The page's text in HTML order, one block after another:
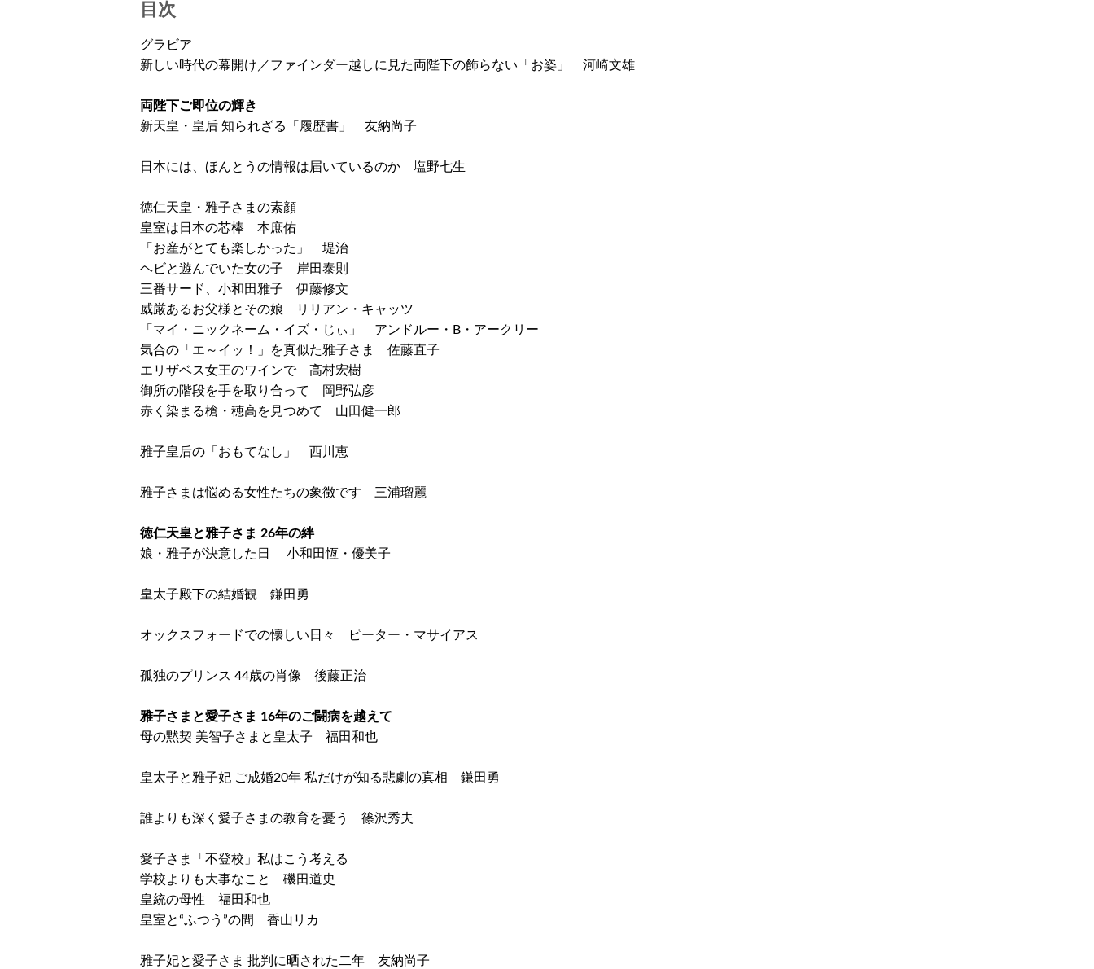
目次
グラビア
新しい時代の幕開け／ファインダー越しに見た両陛下の飾らない「お姿」 河崎文雄
両陛下ご即位の輝き
新天皇・皇后 知られざる「履歴書」 友納尚子
日本には、ほんとうの情報は届いているのか 塩野七生
徳仁天皇・雅子さまの素顔
皇室は日本の芯棒 本庶佑
「お産がとても楽しかった」 堤治
ヘビと遊んでいた女の子 岸田泰則
三番サード、小和田雅子 伊藤修文
威厳あるお父様とその娘 リリアン・キャッツ
「マイ・ニックネーム・イズ・じぃ」 アンドルー・B・アークリー
気合の「エ～イッ！」を真似た雅子さま 佐藤直子
エリザベス女王のワインで 高村宏樹
御所の階段を手を取り合って 岡野弘彦
赤く染まる槍・穂高を見つめて 山田健一郎
雅子皇后の「おもてなし」 西川恵
雅子さまは悩める女性たちの象徴です 三浦瑠麗
徳仁天皇と雅子さま 26年の絆
娘・雅子が決意した日 小和田恆・優美子
皇太子殿下の結婚観 鎌田勇
オックスフォードでの懐しい日々 ピーター・マサイアス
孤独のプリンス 44歳の肖像 後藤正治
雅子さまと愛子さま 16年のご闘病を越えて
母の黙契 美智子さまと皇太子 福田和也
皇太子と雅子妃 ご成婚20年 私だけが知る悲劇の真相 鎌田勇
誰よりも深く愛子さまの教育を憂う 篠沢秀夫
愛子さま「不登校」私はこう考える
学校よりも大事なこと 磯田道史
皇統の母性 福田和也
皇室と“ふつう”の間 香山リカ
雅子妃と愛子さま 批判に晒された二年 友納尚子